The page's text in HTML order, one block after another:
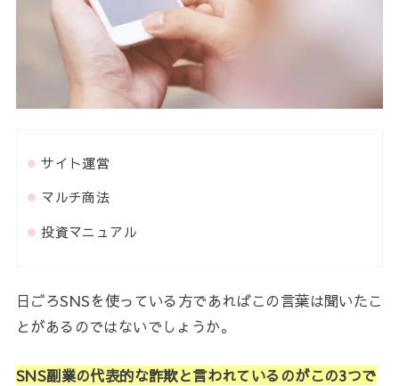
サイト運営
マルチ商法
投資マニュアル
日ごろSNSを使っている方であればこの言葉は聞いたこ
とがあるのではないでしょうか。
SNS副業の代表的な詐欺と言われているのがこの3つで